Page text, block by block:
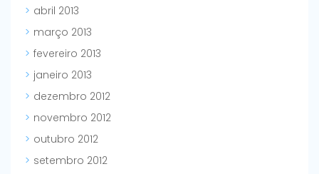
abril 2013
março 2013
fevereiro 2013
janeiro 2013
dezembro 2012
novembro 2012
outubro 2012
setembro 2012